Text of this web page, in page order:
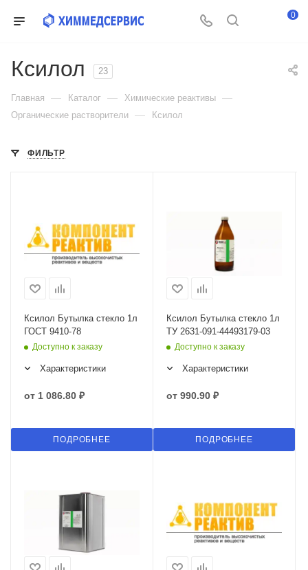
0
Ксилол 23
Главная — Каталог — Химические реактивы —
Органические растворители — Ксилол
ФИЛЬТР
Ксилол Бутылка стекло 1л
ГОСТ 9410-78
Доступно к заказу
Характеристики
от 1 086.80 ₽
ПОДРОБНЕЕ
Ксилол Бутылка стекло 1л
ТУ 2631-091-44493179-03
Доступно к заказу
Характеристики
от 990.90 ₽
ПОДРОБНЕЕ